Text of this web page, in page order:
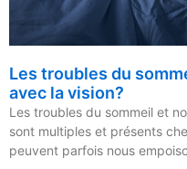
Les troubles du
avec la vision?
Les troubles du sommeil et
sont multiples et présents
peuvent parfois nous